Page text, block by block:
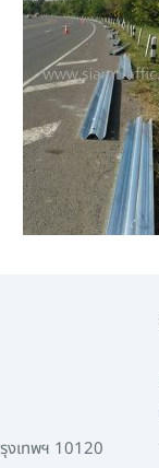
งเทพฯ 10120